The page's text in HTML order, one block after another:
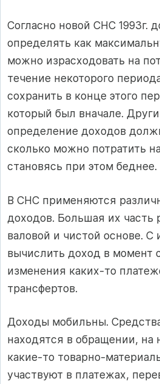
Согласно новой СНС 1993г.
определять как
можно израсходовать на
течение некоторого
сохранить в конце этого
который был вначале.
определение доходов
сколько можно потратить
становясь при этом беднее.
В СНС применяются
доходов. Большая их часть
валовой и чистой основе.
вычислить доход в момент
изменения каких-то
трансфертов.
Доходы мобильны.
находятся в обращении, на
какие-то товарно-
участвуют в платежах,